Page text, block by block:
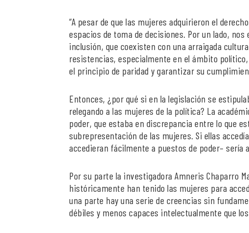
“A pesar de que las mujeres adquirieron el
espacios de toma de decisiones. Por un lado,
inclusión, que coexisten con una arraigada
resistencias, especialmente en el ámbito
el principio de paridad y garantizar su
Entonces, ¿por qué si en la legislación se
relegando a las mujeres de la política? La
poder, que estaba en discrepancia entre lo que
subrepresentación de las mujeres. Si ellas
accedieran fácilmente a puestos de poder– sería
Por su parte la investigadora Amneris Chaparro
históricamente han tenido las mujeres para
una parte hay una serie de creencias sin
débiles y menos capaces intelectualmente que